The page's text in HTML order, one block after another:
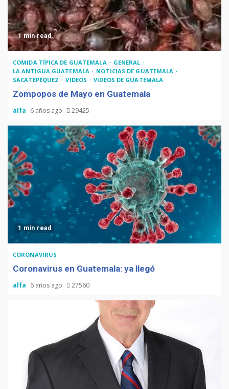
1 min read
COMIDA TÍPICA DE GUATEMALA
GENERAL
LA ANTIGUA GUATEMALA
NOTICIAS DE GUATEMALA
SACATEPÉQUEZ
VIDEOS VIDEOS DE GUATEMALA
Zompopos de Mayo en Guatemala
alfa 6 años ago 29425
1 min read
CORONAVIRUS
Coronavirus en Guatemala: ya llegó
alfa 6 años ago 27560